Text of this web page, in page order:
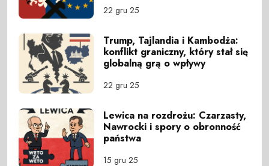
22 gru 25
Trump, Tajlandia i Kambodża:
konflikt graniczny, który stał się
globalną grą o wpływy
22 gru 25
Lewica na rozdrożu: Czarzasty,
Nawrocki i spory o obronność
państwa
15 gru 25